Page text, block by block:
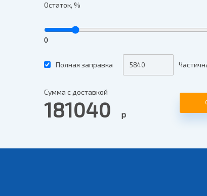
Остаток, %
0
Полная заправка
Сумма с доставкой
181040 р